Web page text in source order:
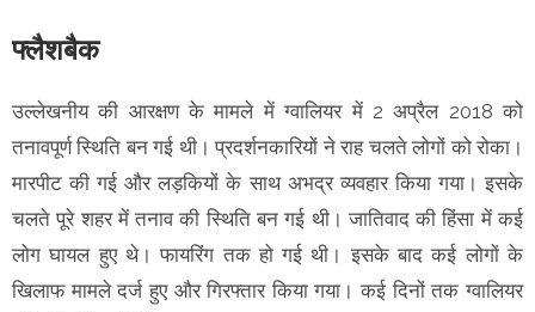
फ्लैशबैक
उल्लेखनीय की आरक्षण के मामले में ग्वालियर में 2 अप्रैल 2018 को
तनावपूर्ण स्थिति बन गई थी। प्रदर्शनकारियों ने राह चलते लोगों को रोका।
मारपीट की गई और लड़कियों के साथ अभद्र व्यवहार किया गया। इसके
चलते पूरे शहर में तनाव की स्थिति बन गई थी। जातिवाद की हिंसा में कई
लोग घायल हुए थे। फायरिंग तक हो गई थी। इसके बाद कई लोगों के
खिलाफ मामले दर्ज हुए और गिरफ्तार किया गया। कई दिनों तक ग्वालियर